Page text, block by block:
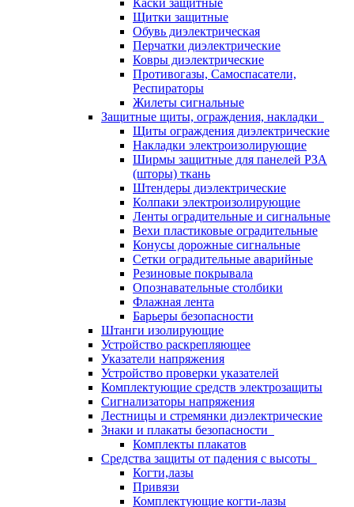
Каски защитные
Щитки защитные
Обувь диэлектрическая
Перчатки диэлектрические
Ковры диэлектрические
Противогазы, Самоспасатели,
Респираторы
Жилеты сигнальные
Защитные щиты, ограждения, накладки
Щиты ограждения диэлектрические
Накладки электроизолирующие
Ширмы защитные для панелей РЗА
(шторы) ткань
Штендеры диэлектрические
Колпаки электроизолирующие
Ленты оградительные и сигнальные
Вехи пластиковые оградительные
Конусы дорожные сигнальные
Сетки оградительные аварийные
Резиновые покрывала
Опознавательные столбики
Флажная лента
Барьеры безопасности
Штанги изолирующие
Устройство раскрепляющее
Указатели напряжения
Устройство проверки указателей
Комплектующие средств электрозащиты
Сигнализаторы напряжения
Лестницы и стремянки диэлектрические
Знаки и плакаты безопасности
Комплекты плакатов
Средства защиты от падения с высоты
Когти,лазы
Привязи
Комплектующие когти-лазы